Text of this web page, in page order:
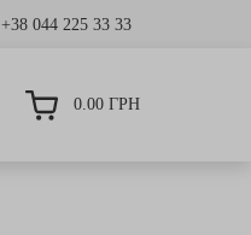
+38 044 225 33 33
0.00 ГРН